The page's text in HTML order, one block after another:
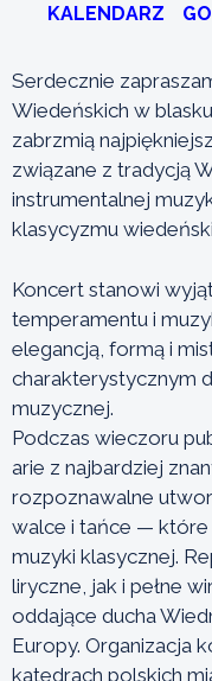
KALENDARZ
Serdecznie
Wiedeńskich w
zabrzmią
związane z tradycją
instrumentalnej
klasycyzmu
Koncert stanowi
temperamentu i
elegancją, formą i
charakterystycznym
muzycznej.
Podczas wieczoru
arie z najbardziej
rozpoznawalne
walce i tańce — które
muzyki klasycznej.
liryczne, jak i pełne
oddające ducha
Europy. Organizacja
katedrach polskich